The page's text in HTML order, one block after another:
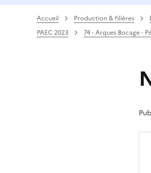
Accueil Production & filières
PAEC 2023
74 - Arques Bocage -